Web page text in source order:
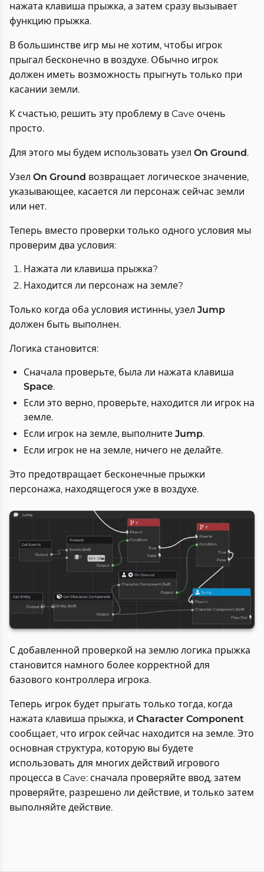
нажата клавиша прыжка, а затем сразу вызывает
функцию прыжка.
В большинстве игр мы не хотим, чтобы игрок
прыгал бесконечно в воздухе. Обычно игрок
должен иметь возможность прыгнуть только при
касании земли.
К счастью, решить эту проблему в Cave очень
просто.
Для этого мы будем использовать узел On Ground.
Узел On Ground возвращает логическое значение,
указывающее, касается ли персонаж сейчас земли
или нет.
Теперь вместо проверки только одного условия мы
проверим два условия:
Нажата ли клавиша прыжка?
Находится ли персонаж на земле?
Только когда оба условия истинны, узел Jump
должен быть выполнен.
Логика становится:
Сначала проверьте, была ли нажата клавиша
Space.
Если это верно, проверьте, находится ли игрок на
земле.
Если игрок на земле, выполните Jump.
Если игрок не на земле, ничего не делайте.
Это предотвращает бесконечные прыжки
персонажа, находящегося уже в воздухе.
С добавленной проверкой на землю логика прыжка
становится намного более корректной для
базового контроллера игрока.
Теперь игрок будет прыгать только тогда, когда
нажата клавиша прыжка, и Character Component
сообщает, что игрок сейчас находится на земле. Это
основная структура, которую вы будете
использовать для многих действий игрового
процесса в Cave: сначала проверяйте ввод, затем
проверяйте, разрешено ли действие, и только затем
выполняйте действие.